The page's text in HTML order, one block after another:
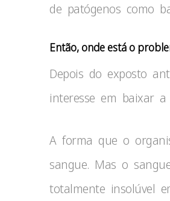
de patógenos como
Então, onde está o
Depois do exposto
interesse em baixar a
A forma que o
sangue. Mas o
totalmente insolúvel